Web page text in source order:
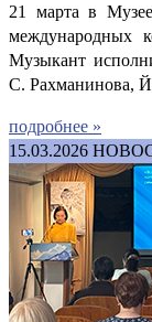
21 марта в
международных
Музыкант
С. Рахманинова,
подробнее »
15.03.2026